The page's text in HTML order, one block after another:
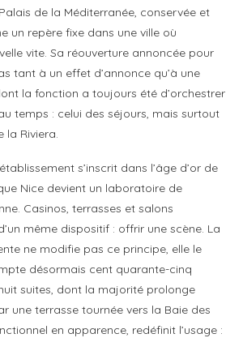
de la Méditerranée, conservée et
un repère fixe dans une ville où
vite. Sa réouverture annoncée pour
tant à un effet d’annonce qu’à une
la fonction a toujours été d’orchestrer
temps : celui des séjours, mais surtout
la Riviera.
s’inscrit dans l’âge d’or de
Nice devient un laboratoire de
Casinos, terrasses et salons
même dispositif : offrir une scène. La
ne modifie pas ce principe, elle le
désormais cent quarante-cinq
suites, dont la majorité prolonge
une terrasse tournée vers la Baie des
en apparence, redéfinit l’usage :